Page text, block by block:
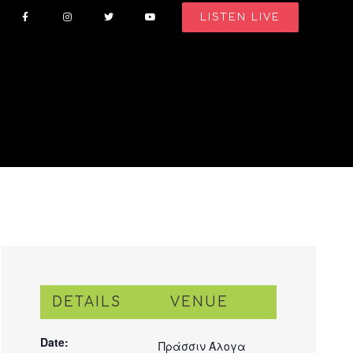
LISTEN LIVE
DETAILS
Date:
VENUE
Πράσσιν Άλογα